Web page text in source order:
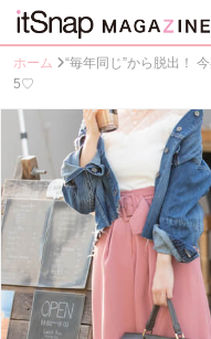
ホーム
“毎年同じ”から脱出！
5♡